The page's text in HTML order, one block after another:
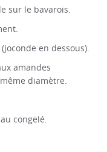
sur le bavarois.
en dessous).
amandes
diamètre.
congelé.